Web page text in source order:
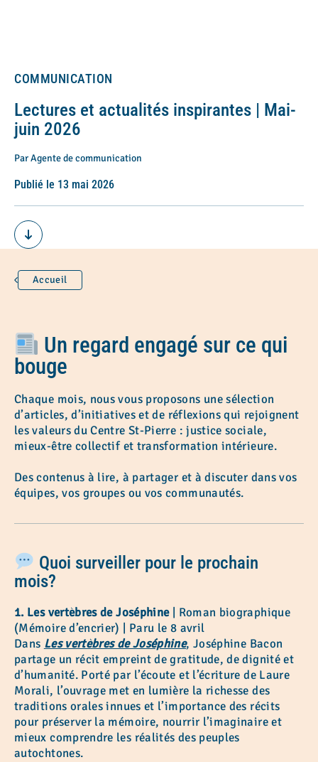
COMMUNICATION
Lectures et actualités inspirantes | Mai-
juin 2026
Par Agente de communication
Publié le 13 mai 2026
Accueil
Un regard engagé sur ce qui
bouge
Chaque mois, nous vous proposons une sélection
d’articles, d’initiatives et de réflexions qui rejoignent
les valeurs du Centre St-Pierre : justice sociale,
mieux-être collectif et transformation intérieure.
Des contenus à lire, à partager et à discuter dans vos
équipes, vos groupes ou vos communautés.
Quoi surveiller pour le prochain
mois?
1. Les vertèbres de Joséphine| Roman biographique
(Mémoire d’encrier) | Paru le 8 avril
Dans Les vertèbres de Joséphine, Joséphine Bacon
partage un récit empreint de gratitude, de dignité et
d’humanité. Porté par l’écoute et l’écriture de Laure
Morali, l’ouvrage met en lumière la richesse des
traditions orales innues et l’importance des récits
pour préserver la mémoire, nourrir l’imaginaire et
mieux comprendre les réalités des peuples
autochtones.